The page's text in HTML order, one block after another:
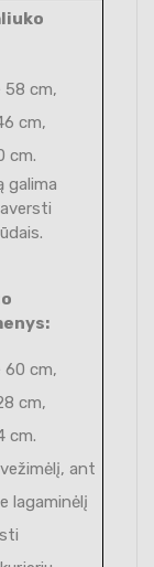
58 cm,
cm,
cm.
galima
60 cm,
cm,
cm.
ant
lagaminėlį